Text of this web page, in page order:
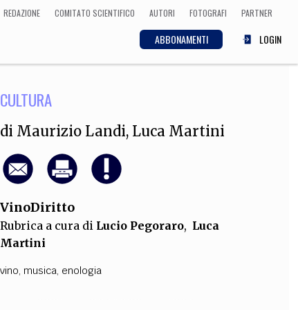
REDAZIONE COMITATO SCIENTIFICO AUTORI FOTOGRAFI PARTNER
ABBONAMENTI LOGIN
Matematica, Fisica,
Biologia, Cifrematica,
CULTURA
Musica,
CULTURA
di Maurizio Landi, Luca Martini
VinoDiritto
Rubrica a cura di Lucio Pegoraro, Luca
Martini
vino, musica, enologia